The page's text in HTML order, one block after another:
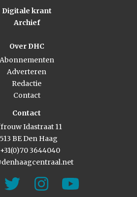
Digitale krant
Archief
Over DHC
Abonnementen
Adverteren
Redactie
Contact
Contact
Idastraat 11
BE Den Haag
3644040